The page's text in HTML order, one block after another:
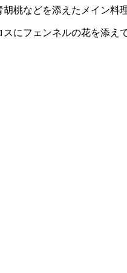
桃などを添えたメイン料
にフェンネルの花を添えて